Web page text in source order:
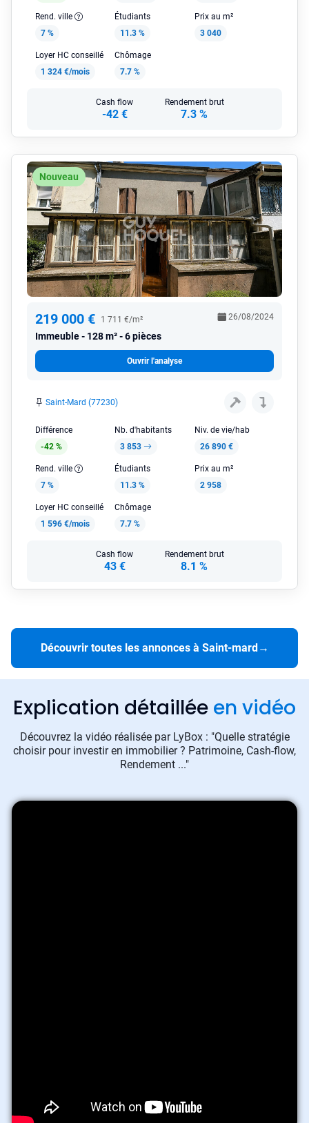
Rend. ville
7 %
Étudiants
11.3 %
Prix au m²
3 040
Loyer HC conseillé
1 324 €/mois
Chômage
7.7 %
Cash flow
-42 €
Rendement brut
7.3 %
Nouveau
219 000 € 1 711 €/m²
Immeuble 128 m² - 6 pièces
26/08/2024
Ouvrir l'analyse
Saint-Mard (77230)
Différence
-42 %
Nb. d'habitants
3 853
Niv. de vie/hab
26 890 €
Rend. ville
7 %
Étudiants
11.3 %
Prix au m²
2 958
Loyer HC conseillé
1 596 €/mois
Chômage
7.7 %
Cash flow
43 €
Rendement brut
8.1 %
Découvrir toutes les annonces à Saint-mard→
Explication détaillée en vidéo
Découvrez la vidéo réalisée par LyBox : "Quelle stratégie
choisir pour investir en immobilier ? Patrimoine, Cash-flow,
Rendement ..."